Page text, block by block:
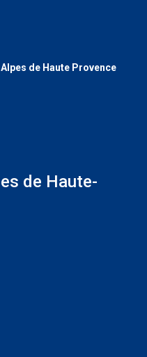
de Haute Provence
de Haute-